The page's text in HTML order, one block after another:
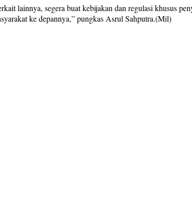
lainnya, segera buat kebijakan dan regulasi khusus
ke depannya,” pungkas Asrul Sahputra.(Mil)